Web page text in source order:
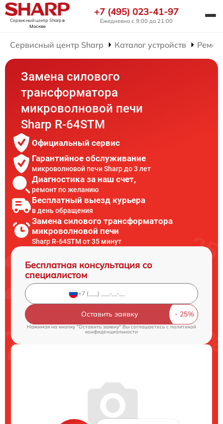
Сервисный центр Sharpв
Москве
+7 (495) 023-41-97
Ежедневно с 9:00 до 21:00
Сервисный центр Sharp Каталог устройств
Замена силового
трансформатора
микроволновой печи
Sharp R-64STM
Официальный сервис
Гарантийное обслуживание
микроволновой печи Sharp до 3 лет
Диагностика за наш счет,
ремонт по желанию
Бесплатный выезд курьера
в день обращения
Замена силового трансформатора
микроволновой печи
Sharp R-64STM от 35 минут
Бесплатная консультация со
специалистом
Оставить заявку
Нажимая на кнопку "Оставить заявку" Вы соглашаетесь cполитикой
конфиденциальности